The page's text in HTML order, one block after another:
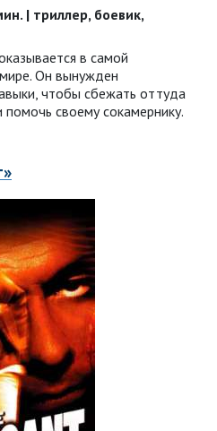
| триллер, боевик,
в самой
Он вынужден
чтобы сбежать оттуда
своему сокамернику.